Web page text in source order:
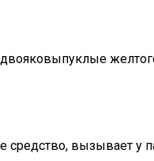
средство, вызывает